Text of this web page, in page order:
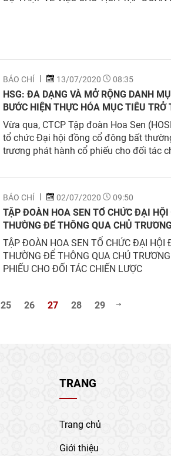
BÁO CHÍ 13/07/2020 08:35
HSG: ĐA DẠNG VÀ MỞ RỘNG DANH
BƯỚC HIỆN THỰC HÓA MỤC TIÊU
VẬT LIỆU XÂY DỰNG HÀNG ĐẦU VIỆT
Vừa qua, CTCP Tập đoàn Hoa Sen
tổ chức Đại hội đồng cổ đông bất
trương phát hành cổ phiếu cho đối tác
đến những lợi ích tốt nhất...
BÁO CHÍ 02/07/2020 09:50
TẬP ĐOÀN HOA SEN TỔ CHỨC ĐẠI
THƯỜNG ĐỂ THÔNG QUA CHỦ
PHIẾU CHO ĐỐI TÁC CHIẾN LƯỢC
TẬP ĐOÀN HOA SEN TỔ CHỨC ĐẠI HỘI
THƯỜNG ĐỂ THÔNG QUA CHỦ
PHIẾU CHO ĐỐI TÁC CHIẾN LƯỢC
25 26 27 28 29
TRANG
Trang chủ
Giới thiệu